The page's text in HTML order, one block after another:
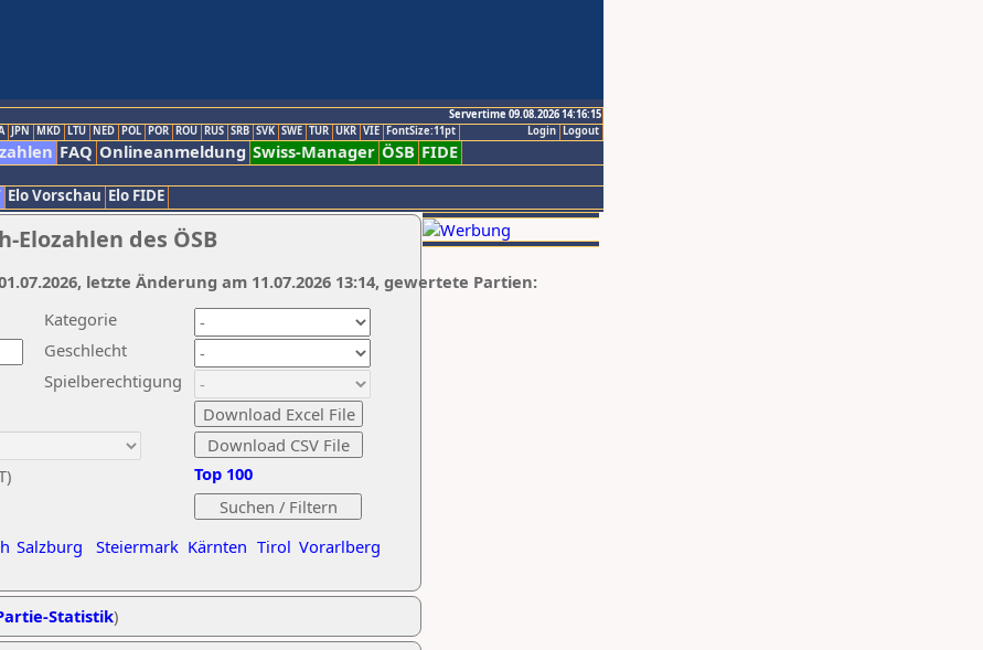
Servertime 09.08.2026 14:16:15
Logout
Login
JPN MKD LTU NED POL POR ROU RUS SRB SVK SWE TUR UKR VIE FontSize:11pt
FAQ Onlineanmeldung Swiss-Manager ÖSB FIDE
Elo Vorschau Elo FIDE
des ÖSB
Kategorie
Geschlecht
Spielberechtigung
Salzburg Steiermark Kärnten Tirol Vorarlberg
Top 100
letzte Änderung am 11.07.2026 13:14, gewertete Partien:
Statistik)